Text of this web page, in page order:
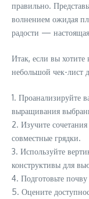
правильно.
волнением ожидая
радости — настоящая
Итак, если вы хотите
небольшой чек-лист
1. Проанализируйте
выращивания
2. Изучите
совместные грядки.
3. Используйте
конструктивы для
4. Подготовьте
5. Оцените